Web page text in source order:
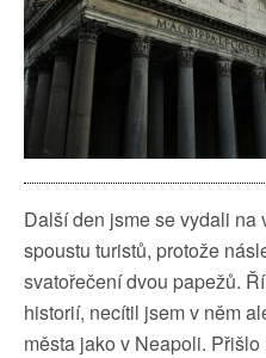
Další den jsme se vydali na
spoustu turistů, protože
svatořečení dvou papežů.
historií, necítil jsem v něm
města jako v Neapoli.